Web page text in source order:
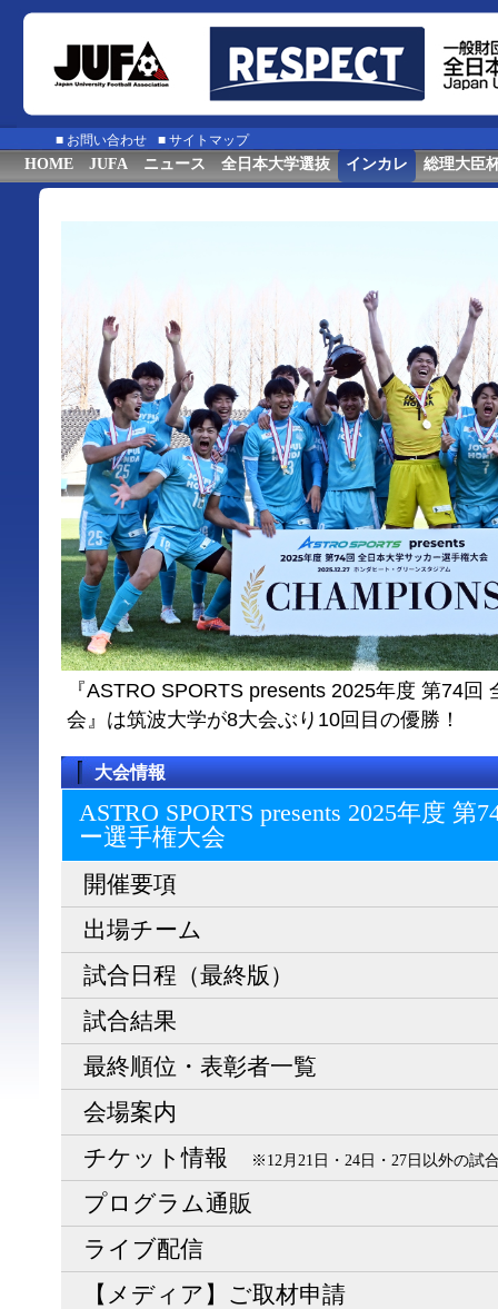
■ お問い合わせ ■ サイトマップ
HOME JUFA ニュース 全日本大学選抜 インカレ 総理大臣
『ASTRO SPORTS presents 2025年度 第74回
会』は筑波大学が8大会ぶり10回目の優勝！
大会情報
ASTRO SPORTS presents 2025年度
ー選⼿権⼤会
開催要項
出場チーム
試合日程（最終版）
試合結果
最終順位・表彰者一覧
会場案内
チケット情報
※12月21日・24日・27日以外の試
プログラム通販
ライブ配信
【メディア】ご取材申請